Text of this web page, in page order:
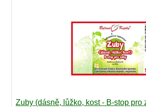
Zuby (dásně, lůžko, kost - B-stop pro